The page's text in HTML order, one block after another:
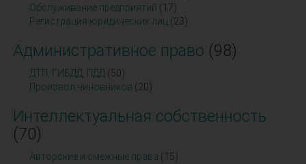
Обслуживание предприятий (17)
Регистрация юридических лиц (23)
Административное право (98)
ДТП, ГИБДД, ПДД (50)
Произвол чиновников (20)
Интеллектуальная собственность
(70)
Авторские и смежные права (15)